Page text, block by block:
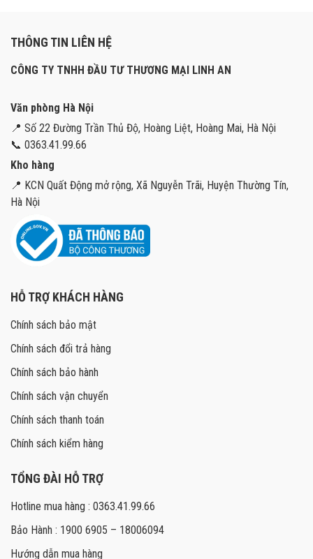
THÔNG TIN LIÊN HỆ
CÔNG TY TNHH ĐẦU TƯ THƯƠNG MẠI LINH AN
Văn phòng Hà Nội
📍 Số 22 Đường Trần Thủ Độ, Hoàng Liệt, Hoàng Mai, Hà Nội
📞 0363.41.99.66
Kho hàng
📍 KCN Quất Động mở rộng, Xã Nguyễn Trãi, Huyện Thường Tín,
Hà Nội
HỖ TRỢ KHÁCH HÀNG
Chính sách bảo mật
Chính sách đổi trả hàng
Chính sách bảo hành
Chính sách vận chuyển
Chính sách thanh toán
Chính sách kiểm hàng
TỔNG ĐÀI HỖ TRỢ
Hotline mua hàng : 0363.41.99.66
Bảo Hành : 1900 6905 – 18006094
Hướng dẫn mua hàng